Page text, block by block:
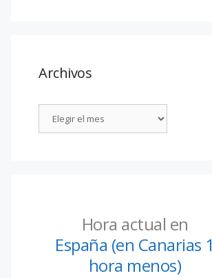
Archivos
Hora actual en
España (en Canarias 1
hora menos)